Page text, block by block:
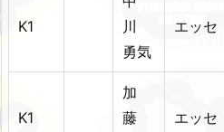
K1
川
勇気
エッセ
K1
加
藤
エッセ